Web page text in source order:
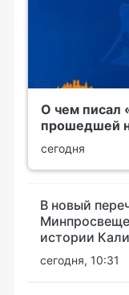
О чем писал
прошедшей
сегодня
В новый
истории
сегодня, 10:31